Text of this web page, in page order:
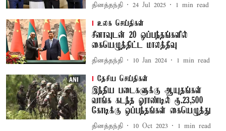
தினத்தந்தி 24 Jul 2025 1 min read
உலக செய்திகள்
சீனாவுடன் 20 ஒப்பந்தங்களில்
கையெழுத்திட்ட மாலத்தீவு
தினத்தந்தி 10 Jan 2024 1 min read
தேசிய செய்திகள்
இந்திய படைகளுக்கு ஆயுதங்கள்
வாங்க கடந்த ஓராண்டில் ரூ.23,500
கோடிக்கு ஒப்பந்தங்கள் கையெழுத்து
தினத்தந்தி 10 Oct 2023 1 min read